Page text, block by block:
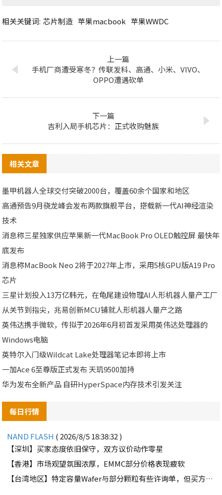
相关关键词: 芯片制造 苹果macbook 苹果WWDC
上一篇
手机厂商遭受寒冬？传联发科、高通、小米、VIVO、
OPPO遭遇砍单
下一篇
吉利入局手机芯片：正式收购魅族
相关文章
墨甲机器人全球交付突破2000台，覆盖60余个国家和地区
高通预告9月骁龙峰会发布两款旗舰平台，搭载新一代AI神经渲染
技术
消息称三星独家供应苹果新一代MacBook Pro OLED触控屏 最快年
底发布
消息称MacBook Neo 2将于2027年上市，采用5核GPU版A19 Pro
芯片
三星计划投入13万亿韩元，在龟尾建设物理AI人形机器人量产工厂
从关节到指尖，兆易创新MCU铺就人形机器人量产之路
英伟达携手微软，传拟于2026年6月初首发采用英伟达处理器的
Windows电脑
英特尔入门级Wildcat Lake处理器笔记本即将上市
一加Ace 6至尊版正式发布 天玑9500加持
华为发布全新产品 自研HyperSpace内存技术引发关注
每日行情
NAND FLASH ( 2026/8/5 18:38:32 )
【深圳】买家态度依旧保守，双方议价动作零星
【香港】市场观望氛围浓厚，EMMC部分价格表现疲软
【台湾地区】特定容量Wafer与部分颗粒有些许询单，但买方需求并不强劲